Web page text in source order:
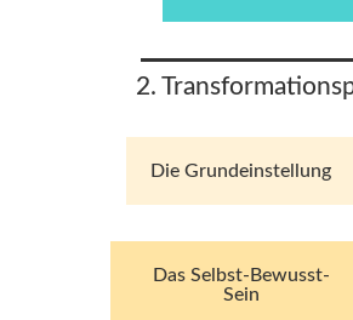
2.
Die Grundeinstellung
Das Selbst-Bewusst-
Sein